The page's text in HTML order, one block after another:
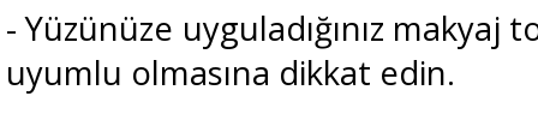
- Yüzünüze uyguladığınız makyaj
uyumlu olmasına dikkat edin.